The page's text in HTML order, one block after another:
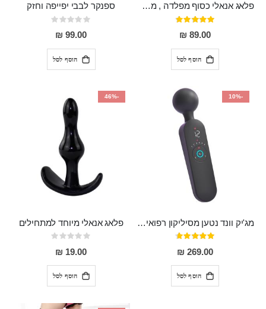
פלאג אנאלי כסוף מפלדה , מתאים ללבישה מתחת לבגדים, בגודל 7.3 על 2.8 ס"מ
דירוג:
97%
89.00 ₪
הוסף לסל
ספנקר לבבי יפייפה וחזק
Rating:
0%
99.00 ₪
הוסף לסל
-10%
מג'יק וונד נטען מסיליקון רפואי חזק בעל 12 מצבי רטט ו6 מהירויות שונות ROMI
דירוג:
93%
269.00 ₪
הוסף לסל
-46%
פלאג אנאלי מיוחד למתחילים
Rating:
0%
19.00 ₪
הוסף לסל